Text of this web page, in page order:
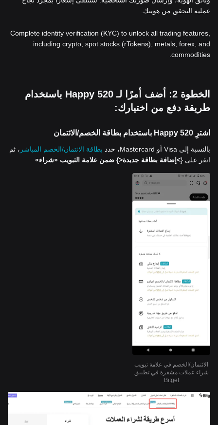
عملية التحقق من هويتك.
Complete identity verification (KYC) to unlock all trading features,
including crypto, spot stocks (rTokens), metals, forex, and
commodities.
الخطوة 2: أضف أمرًا لـ Happy 520 باستخدام
طريقة دفع من اختيارك:
اشترِ Happy 520 باستخدام بطاقة الخصم/الائتمان
بالنسبة إلى Visa أو Mastercard، حدد بطاقة الائتمان/الخصم المباشر ، ثم
انقر على {>إضافة بطاقة جديدة<} ضمن علامة التبويب «شراء»
الائتمان/الخصم في علامة تبويب
شراء عملات مشفرة في تطبيق
Bitget